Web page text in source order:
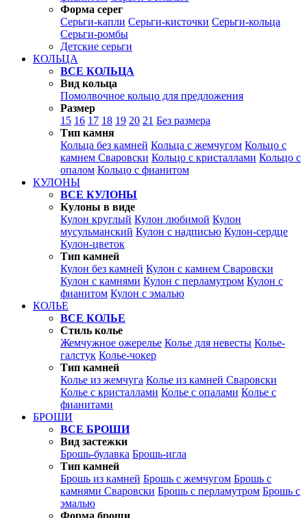
Форма серег
Серьги-капли Серьги-кисточки Серьги-кольца
Серьги-ромбы
Детские серьги
КОЛЬЦА
ВСЕ КОЛЬЦА
Вид кольца
Помолвочное кольцо для предложения
Размер
15 16 17 18 19 20 21 Без размера
Тип камня
Кольца без камней Кольца с жемчугом Кольцо с
камнем Сваровски Кольцо с кристаллами Кольцо с
опалом Кольцо с фианитом
КУЛОНЫ
ВСЕ КУЛОНЫ
Кулоны в виде
Кулон круглый Кулон любимой Кулон
мусульманский Кулон с надписью Кулон-сердце
Кулон-цветок
Тип камней
Кулон без камней Кулон с камнем Сваровски
Кулон с камнями Кулон с перламутром Кулон с
фианитом Кулон с эмалью
КОЛЬЕ
ВСЕ КОЛЬЕ
Стиль колье
Жемчужное ожерелье Колье для невесты Колье-
галстук Колье-чокер
Тип камней
Колье из жемчуга Колье из камней Сваровски
Колье с кристаллами Колье с опалами Колье с
фианитами
БРОШИ
ВСЕ БРОШИ
Вид застежки
Брошь-булавка Брошь-игла
Тип камней
Брошь из камней Брошь с жемчугом Брошь с
камнями Сваровски Брошь с перламутром Брошь с
эмалью
Форма броши